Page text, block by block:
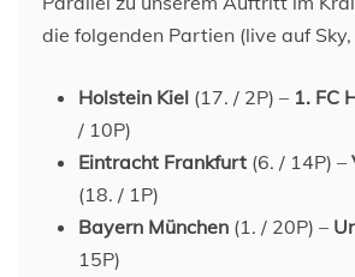
die folgenden Partien (live auf
Holstein Kiel (17. / 2P) – 1. FC
/ 10P)
Eintracht Frankfurt (6. / 14P) –
(18. / 1P)
Bayern München (1. / 20P) –
15P)